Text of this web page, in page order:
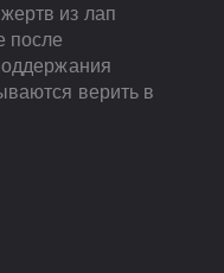
из лап
после
верить в